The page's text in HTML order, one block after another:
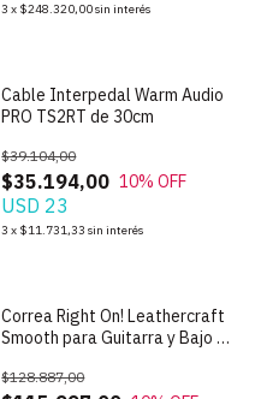
3 x $248.320,00sin interés
Cable Interpedal Warm Audio
PRO TS2RT de 30cm
$35.194,00
$39.104,00
10% OFF
USD 23
3 x $11.731,33 sin interés
Correa Right On! Leathercraft
Smooth para Guitarra y Bajo -
$128.887,00